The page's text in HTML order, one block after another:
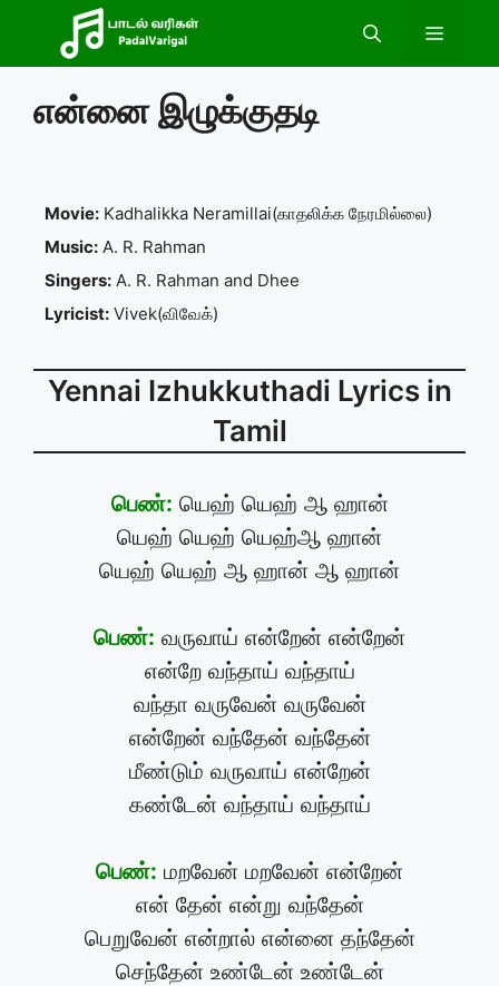
content
Menu
என்னை இழுக்குதடி
Movie: Kadhalikka Neramillai(காதலிக்க நேரமில்லை)
Music: A. R. Rahman
Singers: A. R. Rahman and Dhee
Lyricist: Vivek(விவேக்)
Yennai Izhukkuthadi Lyrics in
Tamil
பெண்: யெஹ் யெஹ் ஆ ஹான்
யெஹ் யெஹ் யெஹ்ஆ ஹான்
யெஹ் யெஹ் ஆ ஹான் ஆ ஹான்
பெண்: வருவாய் என்றேன் என்றேன்
என்றே வந்தாய் வந்தாய்
வந்தா வருவேன் வருவேன்
என்றேன் வந்தேன் வந்தேன்
மீண்டும் வருவாய் என்றேன்
கண்டேன் வந்தாய் வந்தாய்
பெண்: மறவேன் மறவேன் என்றேன்
என் தேன் என்று வந்தேன்
பெறுவேன் என்றால் என்னை தந்தேன்
செந்தேன் உண்டேன் உண்டேன்